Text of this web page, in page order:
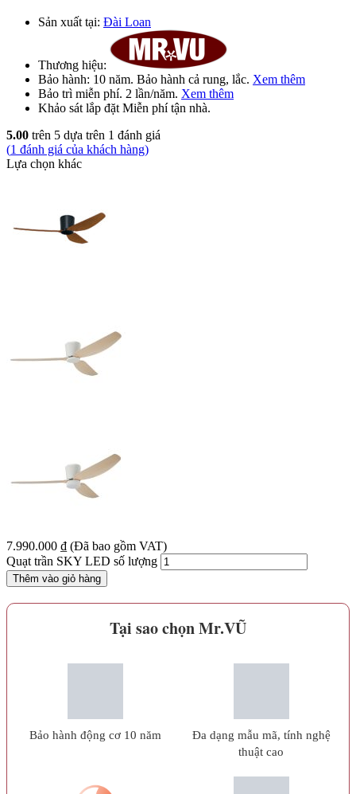
Sản xuất tại: Đài Loan
Thương hiệu:
Bảo hành: 10 năm. Bảo hành cả rung, lắc. Xem thêm
Bảo trì miễn phí. 2 lần/năm. Xem thêm
Khảo sát lắp đặt Miễn phítận nhà.
5.00 trên 5 dựa trên 1 đánh giá
(1 đánh giá của khách hàng)
Lựa chọn khác
7.990.000 ₫ (Đã bao gồm VAT)
Quạt trần SKY LED số lượng
Thêm vào giỏ hàng
Tại sao chọn Mr.VŨ
Bảo hành động cơ 10 năm
Đa dạng mẫu mã, tính nghệ
thuật cao